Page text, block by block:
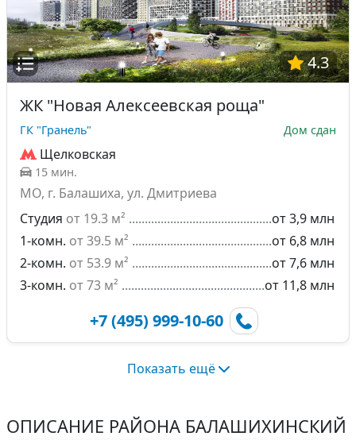
4.3
ЖК "Новая Алексеевская роща"
ГК "Гранель" Дом сдан
Щелковская
15 мин.
МО, г. Балашиха, ул. Дмитриева
Студия от 19.3 м²
от 3,9 млн
1-комн. от 39.5 м²
от 6,8 млн
2-комн. от 53.9 м²
от 7,6 млн
3-комн. от 73 м² от 11,8 млн
+7 (495) 999-10-60
Показать ещё
ОПИСАНИЕ РАЙОНА БАЛАШИХИНСКИЙ